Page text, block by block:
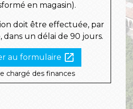
en magasin).
doit être effectuée, par
dans un délai de 90 jours.
au formulaire open_in_new
chargé des finances